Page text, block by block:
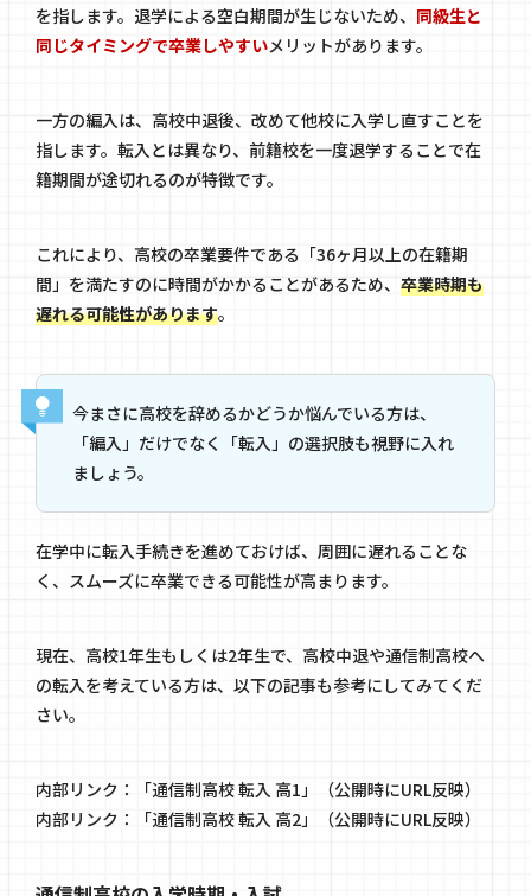
を指します。退学による空白期間が生じないため、 同級生と
同じタイミングで卒業しやすいメリットがあります。
一方の編入は、高校中退後、改めて他校に入学し直すことを
指します。転入とは異なり、前籍校を一度退学することで在
籍期間が途切れるのが特徴です。
これにより、高校の卒業要件である「36ヶ月以上の在籍期
間」を満たすのに時間がかかることがあるため、 卒業時期も
遅れる可能性があります。
今まさに高校を辞めるかどうか悩んでいる方は、
「編入」だけでなく「転入」の選択肢も視野に入れ
ましょう。
在学中に転入手続きを進めておけば、周囲に遅れることな
く、スムーズに卒業できる可能性が高まります。
現在、高校1年生もしくは2年生で、高校中退や通信制高校へ
の転入を考えている方は、以下の記事も参考にしてみてくだ
さい。
内部リンク：「通信制高校 転入 高1」（公開時にURL反映）
内部リンク：「通信制高校 転入 高2」（公開時にURL反映）